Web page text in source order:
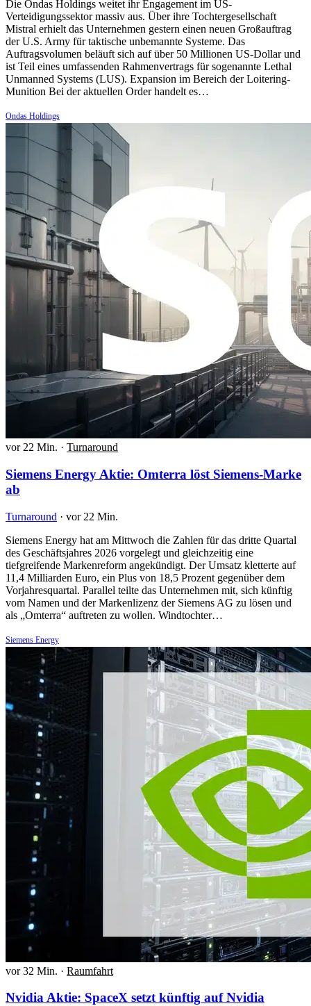
Die Ondas Holdings weitet ihr Engagement im US-
Verteidigungssektor massiv aus. Über ihre Tochtergesellschaft
Mistral erhielt das Unternehmen gestern einen neuen Großauftrag
der U.S. Army für taktische unbemannte Systeme. Das
Auftragsvolumen beläuft sich auf über 50 Millionen US-Dollar und
ist Teil eines umfassenden Rahmenvertrags für sogenannte Lethal
Unmanned Systems (LUS). Expansion im Bereich der Loitering-
Munition Bei der aktuellen Order handelt es…
Ondas Holdings
vor 22 Min. · Turnaround
Siemens Energy Aktie: Omterra löst Siemens-Marke
ab
Turnaround · vor 22 Min.
Siemens Energy hat am Mittwoch die Zahlen für das dritte Quartal
des Geschäftsjahres 2026 vorgelegt und gleichzeitig eine
tiefgreifende Markenreform angekündigt. Der Umsatz kletterte auf
11,4 Milliarden Euro, ein Plus von 18,5 Prozent gegenüber dem
Vorjahresquartal. Parallel teilte das Unternehmen mit, sich künftig
vom Namen und der Markenlizenz der Siemens AG zu lösen und
als „Omterra“ auftreten zu wollen. Windtochter…
Siemens Energy
vor 32 Min. · Raumfahrt
Nvidia Aktie: SpaceX setzt künftig auf Nvidia